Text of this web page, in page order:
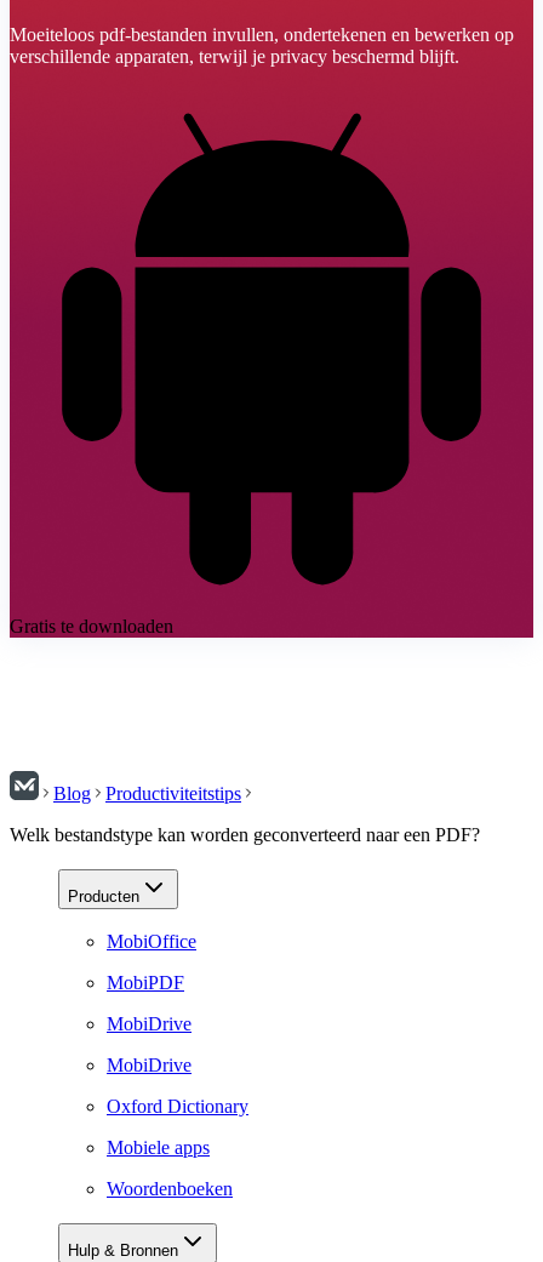
Moeiteloos pdf-bestanden invullen, ondertekenen en bewerken op
verschillende apparaten, terwijl je privacy beschermd blijft.
Gratis te downloaden
Blog
Productiviteitstips
Welk bestandstype kan worden geconverteerd naar een PDF?
Producten
MobiOffice
MobiPDF
MobiDrive
MobiDrive
Oxford Dictionary
Mobiele apps
Woordenboeken
Hulp & Bronnen